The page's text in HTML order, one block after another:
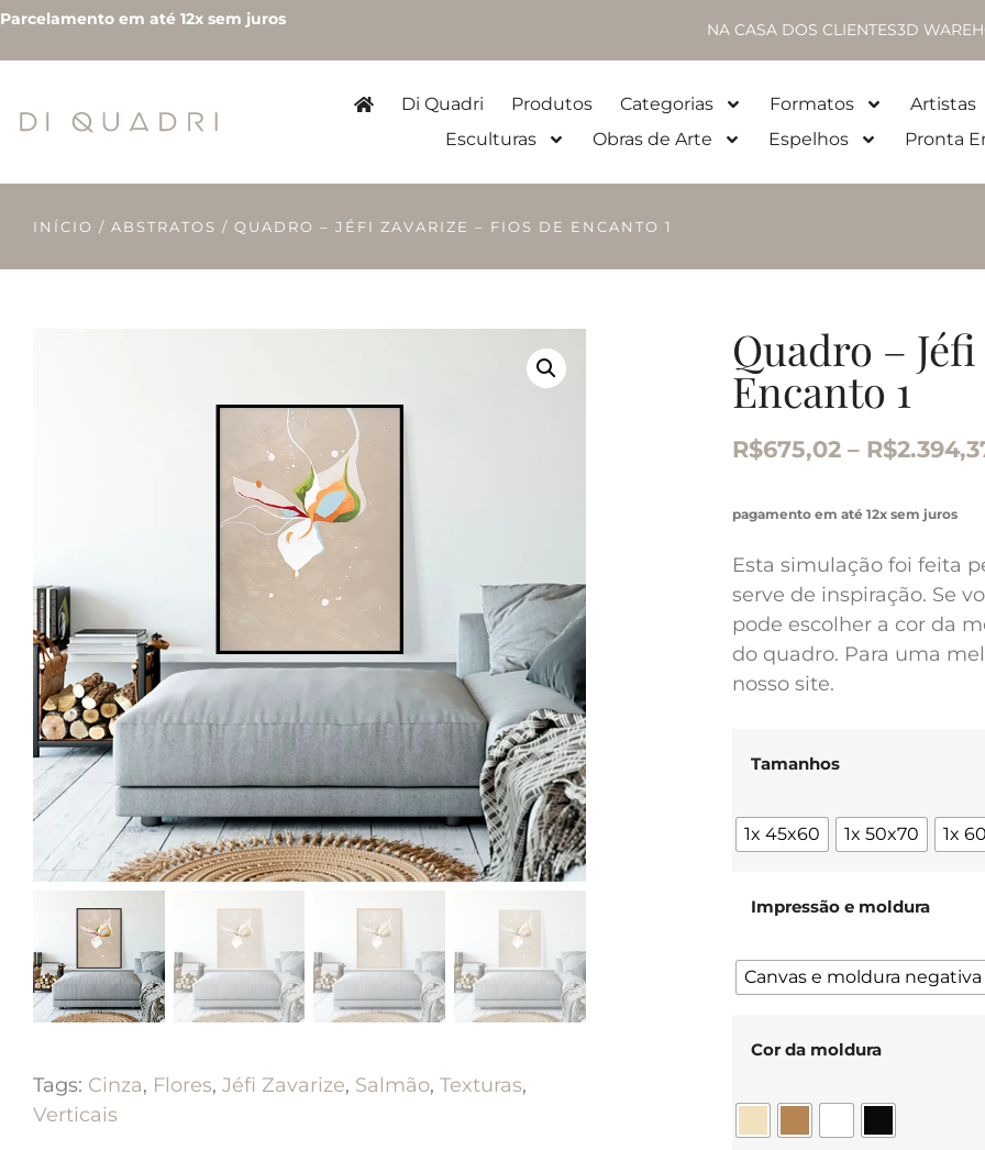
Parcelamento em até 12x sem juros
NA CASA DOS CLIENTES3D
Di Quadri Produtos Categorias Formatos Artistas
Esculturas
Obras de Arte Espelhos Pronta
INÍCIO / ABSTRATOS / QUADRO – JÉFI ZAVARIZE – FIOS DE ENCANTO 1
Tags: Cinza, Flores, Jéfi Zavarize, Salmão, Texturas,
Verticais
Quadro –
Encanto 1
R$675,02 – R$
pagamento em até 12x sem juros
Esta simulação foi feita
serve de inspiração. Se
pode escolher a cor da
do quadro. Para uma
nosso site.
Tamanhos
1x 45x60 1x 50x70 1x
Impressão e moldura
Canvas e moldura negativa
Cor da moldura